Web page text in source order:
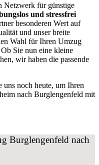
Netzwerk für günstige
und stressfrei
besonderen Wert auf
und unser breite
Wahl für Ihren Umzug
Sie nun eine kleine
wir haben die passende
uns noch heute, um Ihren
nach Burglengenfeld mit
Burglengenfeld nach